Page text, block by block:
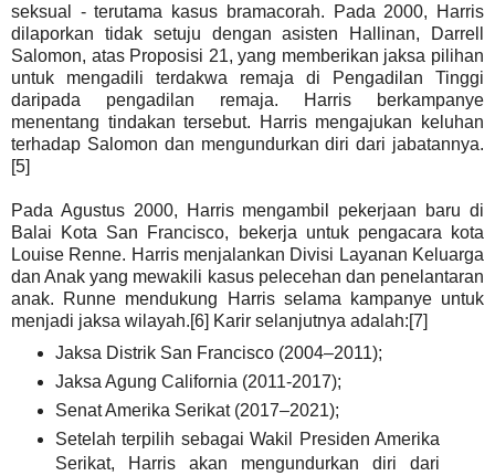
seksual - terutama kasus bramacorah. Pada 2000, Harris
dilaporkan tidak setuju dengan asisten Hallinan, Darrell
Salomon, atas Proposisi 21, yang memberikan jaksa pilihan
untuk mengadili terdakwa remaja di Pengadilan Tinggi
daripada pengadilan remaja. Harris berkampanye
menentang tindakan tersebut. Harris mengajukan keluhan
terhadap Salomon dan mengundurkan diri dari jabatannya.
[5]
Pada Agustus 2000, Harris mengambil pekerjaan baru di
Balai Kota San Francisco, bekerja untuk pengacara kota
Louise Renne. Harris menjalankan Divisi Layanan Keluarga
dan Anak yang mewakili kasus pelecehan dan penelantaran
anak. Runne mendukung Harris selama kampanye untuk
menjadi jaksa wilayah.[6] Karir selanjutnya adalah:[7]
Jaksa Distrik San Francisco (2004–2011);
Jaksa Agung California (2011-2017);
Senat Amerika Serikat (2017–2021);
Setelah terpilih sebagai Wakil Presiden Amerika
Serikat, Harris akan mengundurkan diri dari